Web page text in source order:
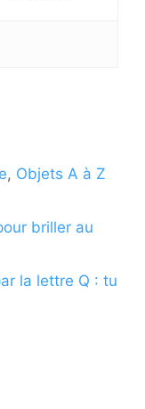
, Objets A à Z
briller au
la lettre Q : tu